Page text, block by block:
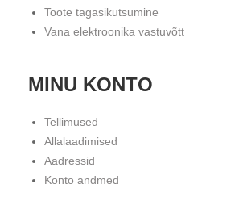
Toote tagasikutsumine
Vana elektroonika vastuvõtt
MINU KONTO
Tellimused
Allalaadimised
Aadressid
Konto andmed